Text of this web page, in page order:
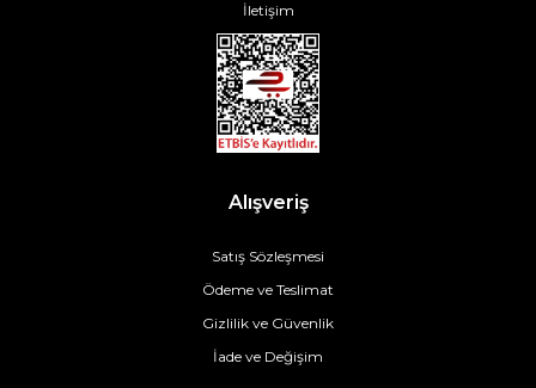
İletişim
Alışveriş
Satış Sözleşmesi
Ödeme ve Teslimat
Gizlilik ve Güvenlik
İade ve Değişim